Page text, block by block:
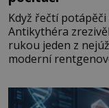
Když řečtí
Antikythéra
rukou jeden z
moderní
Antikythéry je
analogový počítač